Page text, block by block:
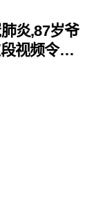
炎,87岁爷
视频令无